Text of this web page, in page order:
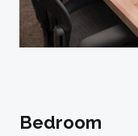
Bedroom